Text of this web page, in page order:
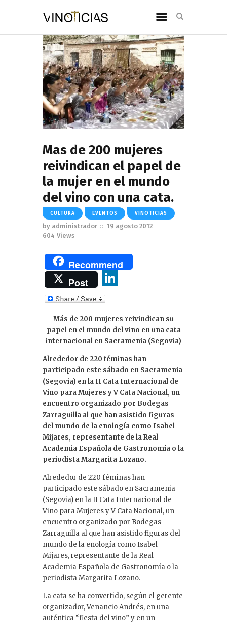
Mas de 200 mujeres
reivindican el papel de
la mujer en el mundo
del vino con una cata.
CULTURA EVENTOS VINOTICIAS
by administrador
19 agosto 2012
604 Views
Recommend
Post
e
dI
n
Más de 200 mujeres reivindican su
papel en el mundo del vino en una cata
internacional en Sacramenia (Segovia)
Alrededor de 220 féminas han
participado este sábado en Sacramenia
(Segovia) en la II Cata Internacional de
Vino para Mujeres y V Cata Nacional, un
encuentro organizado por Bodegas
Zarraguilla al que han asistido figuras
del mundo de la enología como Isabel
Mijares, representante de la Real
Academia Española de Gastronomía o la
periodista Margarita Lozano.
Alrededor de 220 féminas han
participado este sábado en Sacramenia
(Segovia) en la II Cata Internacional de
Vino para Mujeres y V Cata Nacional, un
encuentro organizado por Bodegas
Zarraguilla al que han asistido figuras del
mundo de la enología como Isabel
Mijares, representante de la Real
Academia Española de Gastronomía o la
periodista Margarita Lozano.
La cata se ha convertido, según el gerente
organizador, Venancio Andrés, en una
auténtica “fiesta del vino” y en un